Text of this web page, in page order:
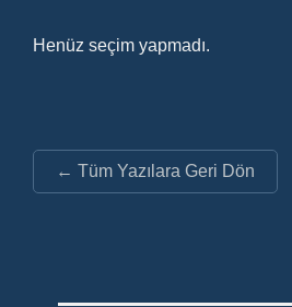
Henüz seçim yapmadı.
← Tüm Yazılara Geri Dön